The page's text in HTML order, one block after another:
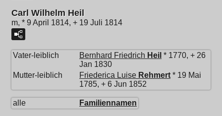
Carl Wilhelm Heil
m, * 9 April 1814, + 19 Juli 1814
Vater-leiblich Bernhard Friedrich Heil * 1770, + 26
Jan 1830
Mutter-leiblich
Friederica Luise Rehmert * 19 Mai
1785, + 6 Jun 1852
alle Familiennamen